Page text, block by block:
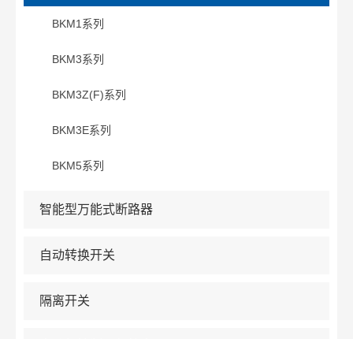
BKM1系列
BKM3系列
BKM3Z(F)系列
BKM3E系列
BKM5系列
智能型万能式断路器
自动转换开关
隔离开关